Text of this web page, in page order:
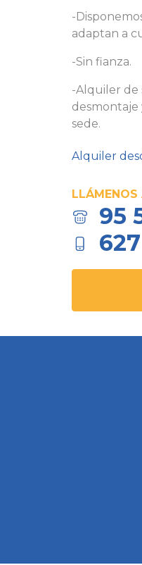
-
adaptan a
-Sin fianza.
-Alquiler de
desmontaje
sede.
Alquiler
LLÁMENOS
95